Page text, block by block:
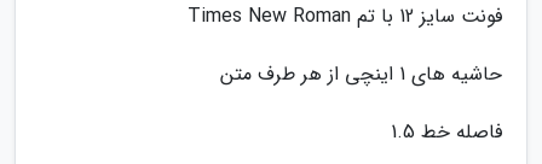
فونت سایز 12 با تم Times New Roman
حاشیه های 1 اینچی از هر طرف متن
فاصله خط 1.5